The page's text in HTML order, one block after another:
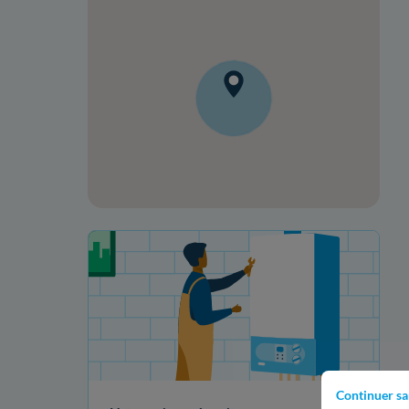
Continuer
Votre projet de rénovation